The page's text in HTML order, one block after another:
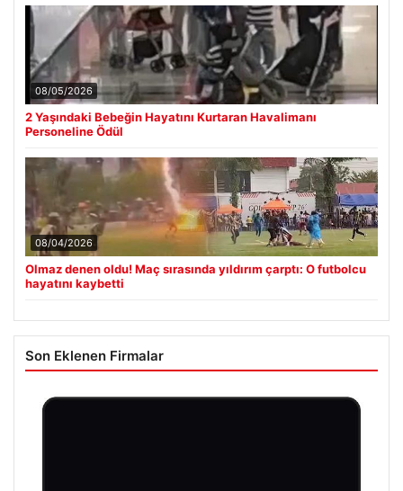
08/05/2026
2 Yaşındaki Bebeğin Hayatını Kurtaran Havalimanı
Personeline Ödül
08/04/2026
Olmaz denen oldu! Maç sırasında yıldırım çarptı: O futbolcu
hayatını kaybetti
Son Eklenen Firmalar